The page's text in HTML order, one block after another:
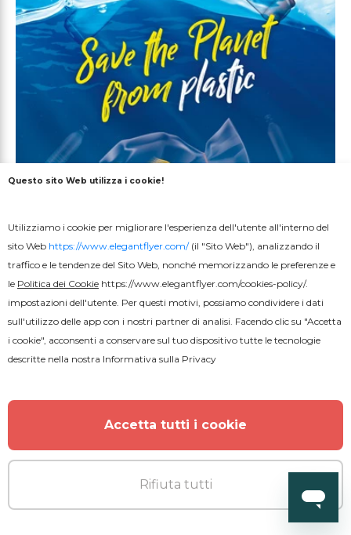
Gratuito PSD
Salva il pianeta dalla plastica
Questo sito Web utilizza i cookie!
Utilizziamo i cookie per migliorare l'esperienza dell'utente all'interno del
sito Web https://www.elegantflyer.com/(il "Sito Web"), analizzando il
traffico e le tendenze del Sito Web, nonché memorizzando le preferenze e
le Politica dei Cookie https://www.elegantflyer.com/cookies-policy/.
impostazioni dell'utente. Per questi motivi, possiamo condividere i dati
sull'utilizzo delle app con i nostri partner di analisi. Facendo clic su "Accetta
i cookie", acconsenti a conservare sul tuo dispositivo tutte le tecnologie
descritte nella nostra Informativa sulla Privacy
Accetta tutti i cookie
Rifiuta tutti